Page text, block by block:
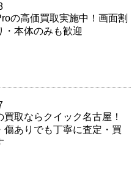
の高価買取実施中！画面割
・本体のみも歓迎
買取ならクイック名古屋！
傷ありでも丁寧に査定・買